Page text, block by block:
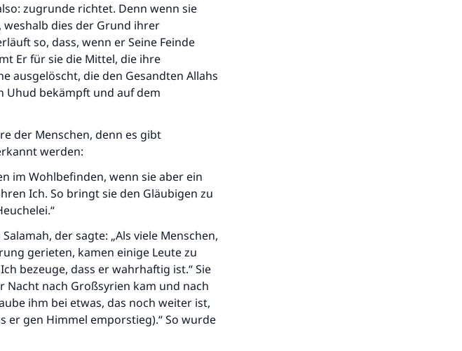
zugrunde richtet. Denn wenn sie
dies der Grund ihrer
so, dass, wenn er Seine Feinde
Er für sie die Mittel, die ihre
ausgelöscht, die den Gesandten Allahs
Uhud bekämpft und auf dem
der Menschen, denn es gibt
werden:
im Wohlbefinden, wenn sie aber ein
Ich. So bringt sie den Gläubigen zu
der sagte: „Als viele Menschen,
gerieten, kamen einige Leute zu
bezeuge, dass er wahrhaftig ist.“ Sie
Nacht nach Großsyrien kam und nach
ihm bei etwas, das noch weiter ist,
er gen Himmel emporstieg).“ So wurde